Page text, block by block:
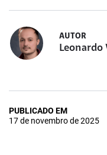
AUTOR
Leonardo
PUBLICADO EM
17 de novembro de 2025